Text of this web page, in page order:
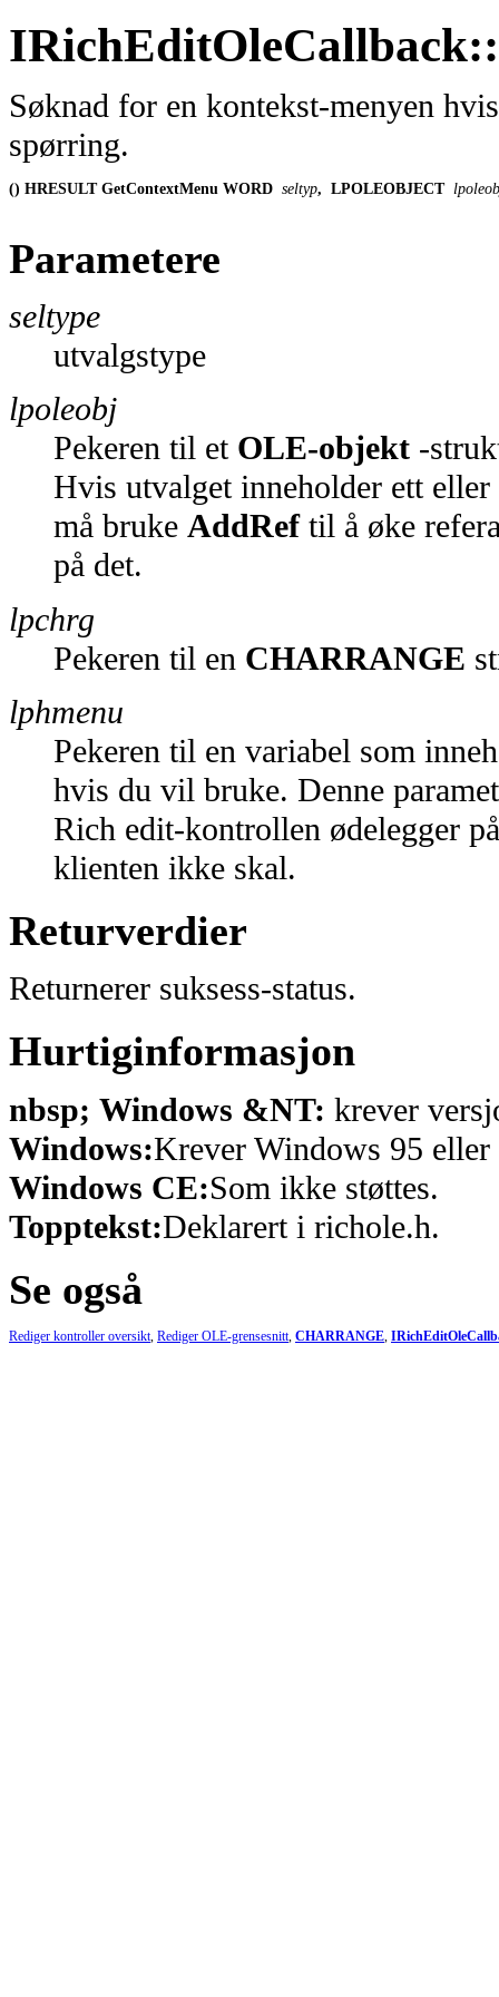
Søknad for en kontekst-menyen
spørring.
() HRESULT GetContextMenu WORD seltyp, LPOLEOBJECT
Parametere
seltype
utvalgstype
lpoleobj
Pekeren til et OLE-objekt -
Hvis utvalget inneholder ett
må bruke AddReftil å øke
på det.
lpchrg
Pekeren til en CHARRANGE
lphmenu
Pekeren til en variabel som
hvis du vil bruke. Denne
Rich edit-kontrollen ødelegger
klienten ikke skal.
Returverdier
Returnerer suksess-status.
Hurtiginformasjon
nbsp; Windows &NT: krever
Windows:Krever Windows 95 eller
Windows CE:Som ikke støttes.
Topptekst:Deklarert i richole.h.
Se også
Rediger kontroller oversikt, Rediger OLE-grensesnitt, CHARRANGE,